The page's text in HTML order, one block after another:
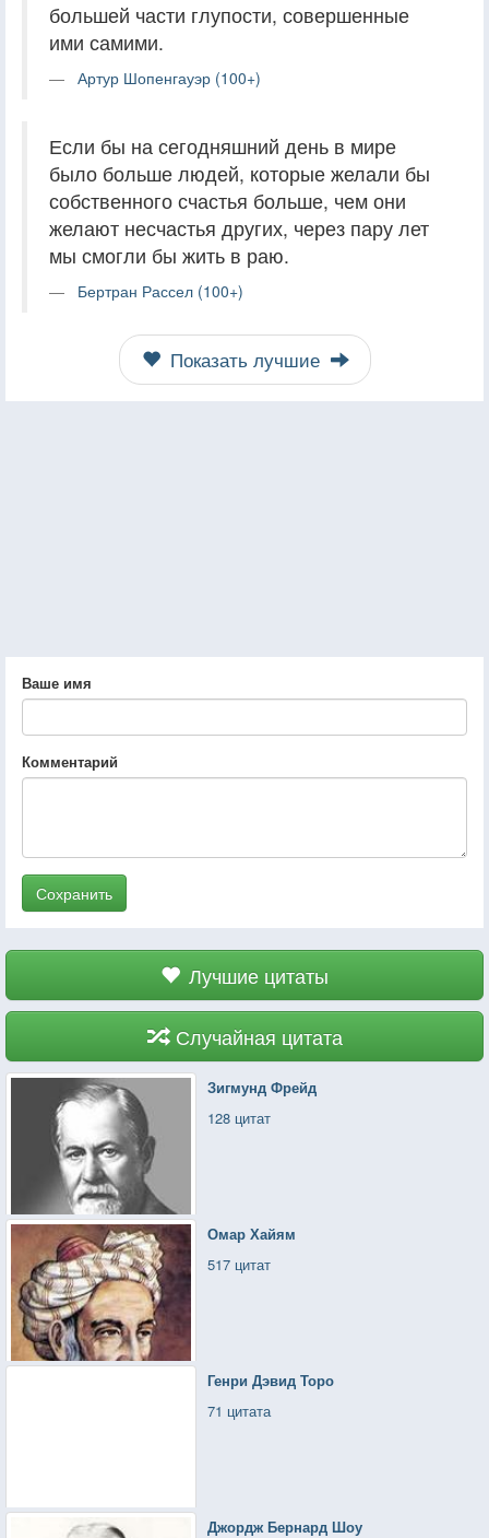
большей части глупости, совершенные
ими самими.
Артур Шопенгауэр (100+)
Если бы на сегодняшний день в мире
было больше людей, которые желали бы
собственного счастья больше, чем они
желают несчастья других, через пару лет
мы смогли бы жить в раю.
Бертран Рассел (100+)
Показать лучшие
Ваше имя
Комментарий
Сохранить
Лучшие цитаты
Случайная цитата
Зигмунд Фрейд
128 цитат
Омар Хайям
517 цитат
Генри Дэвид Торо
71 цитата
Джордж Бернард Шоу